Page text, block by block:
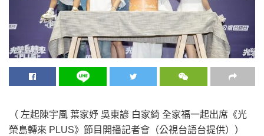
（ 左起陳宇風 葉家妤 吳東諺 白家綺 全家福一起出席《光
榮島轉來 PLUS》節目開播記者會（公視台語台提供））